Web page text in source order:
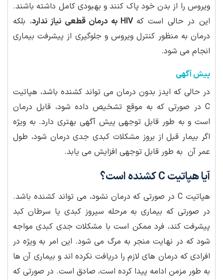
ویروس را از بدن خود پاک کنند و بهبودی کامل داشته باشند.
این در حالی است که HIV به درمان قطعی نیاز ندارد
، بلکه
درمان به منظور کنترل ویروس و جلوگیری از پیشرفت بیماری
انجام می شود.
پیش آگهی
در حالی که ایدز بدون درمان می تواند کشنده باشد، هپاتیت
C در صورتی که به موقع تشخیص داده شود، قابل درمان
است و به طور قابل توجهی پیش آگهی بهتری دارد. به ویژه
اگر بیمار قبل از بروز مشکلات کبدی جدی درمان شود، طول
عمر آن به طور قابل توجهی افزایش می یابد.
آیا هپاتیت C کشنده است؟
هپاتیت C در صورتی که درمان نشود، می تواند کشنده باشد.
در صورتی که بیماری به مرحله سیروز کبدی یا سرطان کبد
پیشرفت کند، فرد ممکن است با مشکلات جدی کبدی مواجه
شود که در نهایت منجر به مرگ می شود. این امر به ویژه در
افرادی که درمان های لازم را دریافت نکرده اند و بیماری آن ها
به طور مزمن ادامه پیدا کرده است، صادق است. در صورتی که